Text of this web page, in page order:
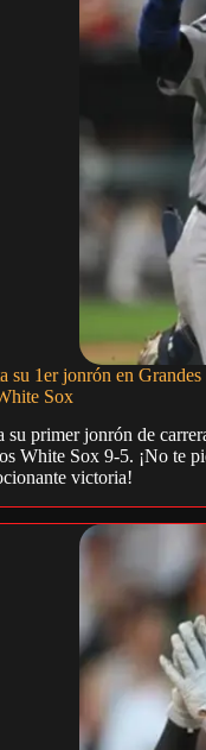
su 1er jonrón en
Sox
su primer jonrón de
White Sox 9-5. ¡No te
victoria!